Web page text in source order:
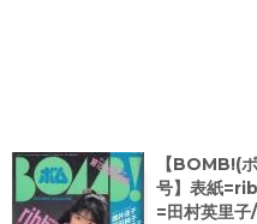
【BOMB!(
号】表紙
=田村英里